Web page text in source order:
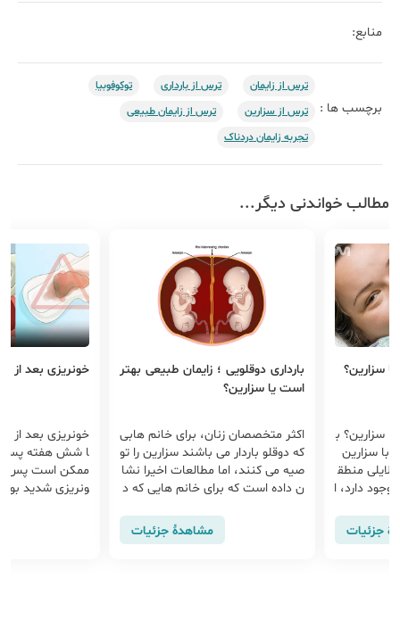
منابع:
برچسب ها :
ترس از زایمان ترس از بارداری
توکوفوبیا
ترس از سزارین
ترس از زایمان طبیعی
تجربه زایمان دردناک
مطالب خواندنی دیگر...
سزارین؟
سزارین؟ ب
با سزارین
منطق
دارد، ا
و اگر شرا
زایما
جزئیات
بارداری دوقلویی ؛ زایمان طبیعی بهتر
است یا سزارین؟
اکثر متخصصان زنان، برای خانم هابی
که دوقلو باردار می باشند سزارین را تو
صیه می کنند، اما مطالعات اخیرا نشا
ن داده است که برای خانم هایی که د
تی بر زایمان طبیعی ندارد.مشاهدهٔ جزئیات
خونریزی بعد از
خونریزی بعد از
ا شش هفته پس از
ممکن است پس از
ونریزی شدید